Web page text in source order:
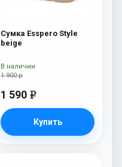
Сумка Esspero Style
beige
1 900 р
1 590 e
Купить
В наличии